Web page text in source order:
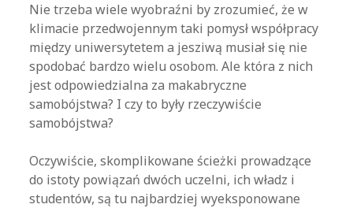
Nie trzeba wiele wyobraźni by zrozumieć, że w
klimacie przedwojennym taki pomysł współpracy
między uniwersytetem a jesziwą musiał się nie
spodobać bardzo wielu osobom. Ale która z nich
jest odpowiedzialna za makabryczne
samobójstwa? I czy to były rzeczywiście
samobójstwa?
Oczywiście, skomplikowane ścieżki prowadzące
do istoty powiązań dwóch uczelni, ich władz i
studentów, są tu najbardziej wyeksponowane